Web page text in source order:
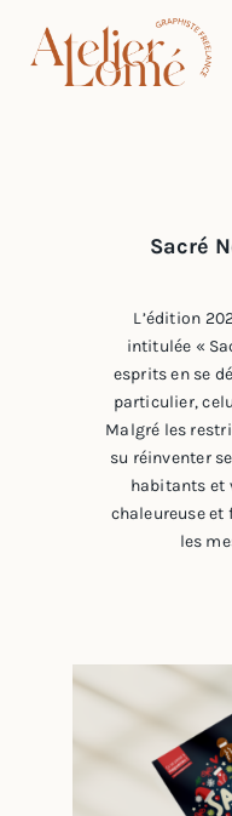
contenu
Mes services
Sacré
L’édition
intitulée «
esprits en se
particulier,
Malgré les
su réinventer
habitants et
chaleureuse et
les